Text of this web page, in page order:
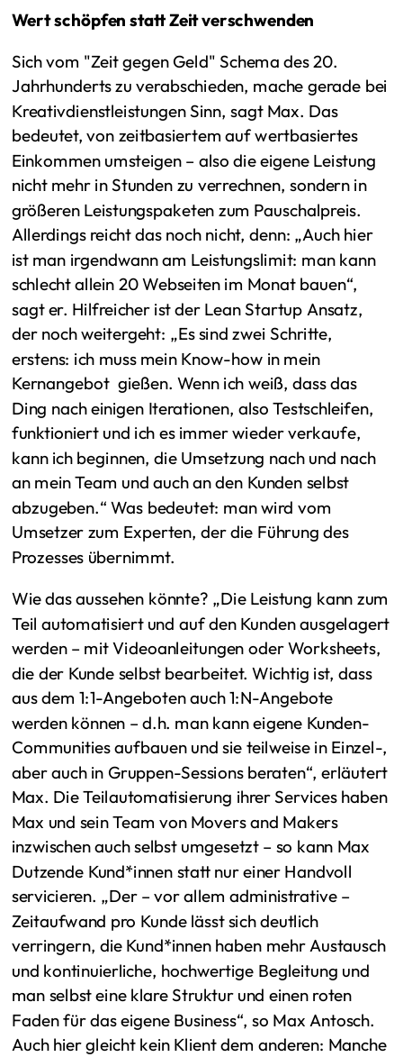
Wert schöpfen statt Zeit verschwenden
Sich vom "Zeit gegen Geld" Schema des 20.
Jahrhunderts zu verabschieden, mache gerade bei
Kreativdienstleistungen Sinn, sagt Max. Das
bedeutet, von zeitbasiertem auf wertbasiertes
Einkommen umsteigen – also die eigene Leistung
nicht mehr in Stunden zu verrechnen, sondern in
größeren Leistungspaketen zum Pauschalpreis.
Allerdings reicht das noch nicht, denn: „Auch hier
ist man irgendwann am Leistungslimit: man kann
schlecht allein 20 Webseiten im Monat bauen“,
sagt er. Hilfreicher ist der Lean Startup Ansatz,
der noch weitergeht: „Es sind zwei Schritte,
erstens: ich muss mein Know-how in mein
Kernangebot gießen. Wenn ich weiß, dass das
Ding nach einigen Iterationen, also Testschleifen,
funktioniert und ich es immer wieder verkaufe,
kann ich beginnen, die Umsetzung nach und nach
an mein Team und auch an den Kunden selbst
abzugeben.“ Was bedeutet: man wird vom
Umsetzer zum Experten, der die Führung des
Prozesses übernimmt.
Wie das aussehen könnte? „Die Leistung kann zum
Teil automatisiert und auf den Kunden ausgelagert
werden – mit Videoanleitungen oder Worksheets,
die der Kunde selbst bearbeitet. Wichtig ist, dass
aus dem 1:1-Angeboten auch 1:N-Angebote
werden können – d.h. man kann eigene Kunden-
Communities aufbauen und sie teilweise in Einzel-,
aber auch in Gruppen-Sessions beraten“, erläutert
Max. Die Teilautomatisierung ihrer Services haben
Max und sein Team von Movers and Makers
inzwischen auch selbst umgesetzt – so kann Max
Dutzende Kund*innen statt nur einer Handvoll
servicieren. „Der – vor allem administrative –
Zeitaufwand pro Kunde lässt sich deutlich
verringern, die Kund*innen haben mehr Austausch
und kontinuierliche, hochwertige Begleitung und
man selbst eine klare Struktur und einen roten
Faden für das eigene Business“, so Max Antosch.
Auch hier gleicht kein Klient dem anderen: Manche